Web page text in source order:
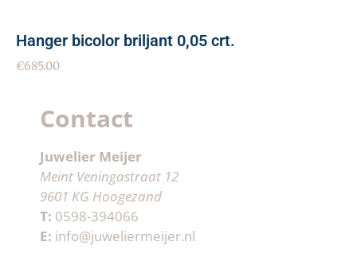
Hanger bicolor briljant 0,05 crt.
€685.00
Contact
Juwelier Meijer
Meint Veningastraat 12
9601 KG Hoogezand
T: 0598-394066
E: info@juweliermeijer.nl